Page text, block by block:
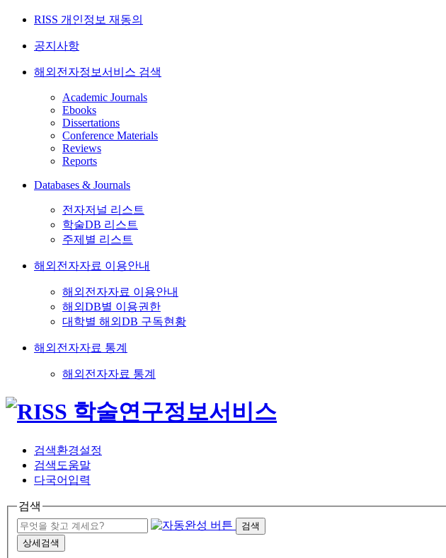
RISS 개인정보 재동의
공지사항
해외전자정보서비스 검색
Academic Journals
Ebooks
Dissertations
Conference Materials
Reviews
Reports
Databases & Journals
전자저널 리스트
학술DB 리스트
주제별 리스트
해외전자자료 이용안내
해외전자자료 이용안내
해외DB별 이용권한
대학별 해외DB 구독현황
해외전자자료 통계
해외전자자료 통계
검색환경설정
검색도움말
다국어입력
검색
검색
상세검색